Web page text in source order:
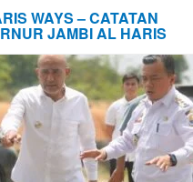
WAYS – CATATAN
JAMBI AL HARIS